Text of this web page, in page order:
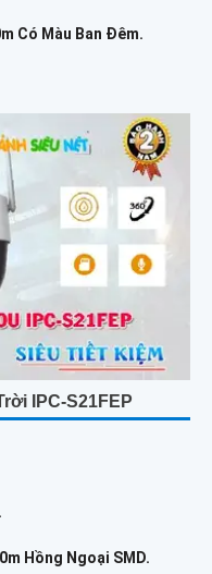
Có Màu Ban Đêm.
IPC-S21FEP
Hồng Ngoại SMD.